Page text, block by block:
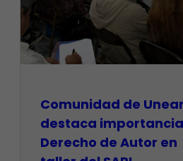
Comunidad de
destaca
Derecho de Autor en